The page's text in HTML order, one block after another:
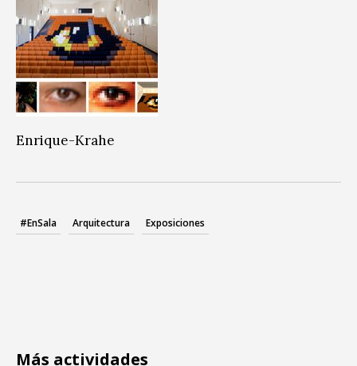
Enrique-Krahe
#EnSala Arquitectura Exposiciones
Más actividades